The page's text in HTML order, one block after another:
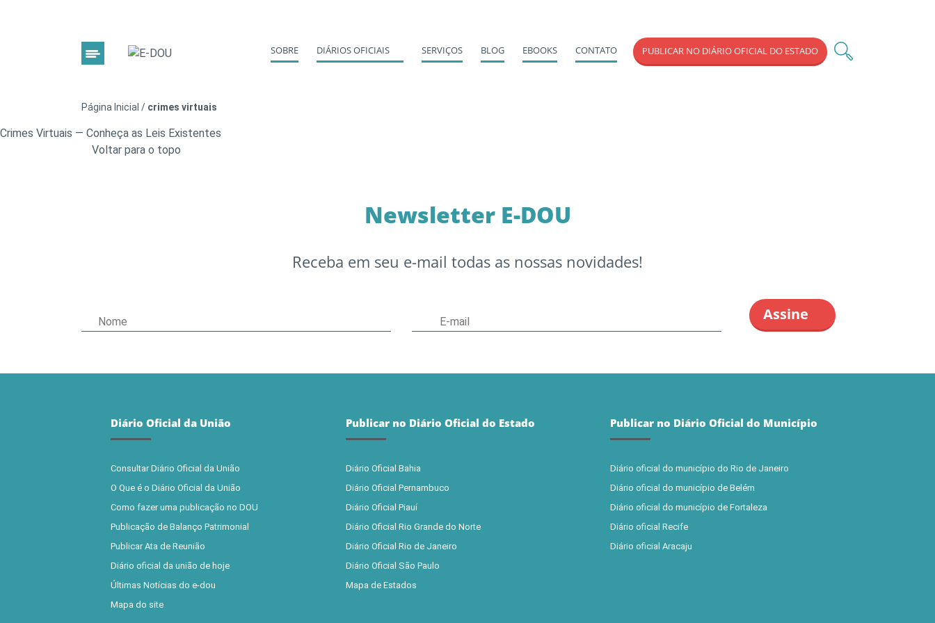
SOBRE DIÁRIOS OFICIAIS SERVIÇOS BLOG EBOOKS CONTATO PUBLICAR NO DIÁRIO OFICIAL DO ESTADO
Página Inicial / crimes virtuais
Crimes Virtuais — Conheça as Leis Existentes
Voltar para o topo
Newsletter E-DOU
Receba em seu e-mail todas as nossas novidades!
Diário Oficial da União
Consultar Diário Oficial da União
O Que é o Diário Oficial da União
Como fazer uma publicação no DOU
Publicação de Balanço Patrimonial
Publicar Ata de Reunião
Diário oficial da união de hoje
Últimas Notícias do e-dou
Mapa do site
Publicar no Diário Oficial do Estado
Diário Oficial Bahia
Diário Oficial Pernambuco
Diário Oficial Piauí
Diário Oficial Rio Grande do Norte
Diário Oficial Rio de Janeiro
Diário Oficial São Paulo
Mapa de Estados
Publicar no Diário Oficial do Município
Diário oficial do município do Rio de Janeiro
Diário oficial do município de Belém
Diário oficial do município de Fortaleza
Diário oficial Recife
Diário oficial Aracaju